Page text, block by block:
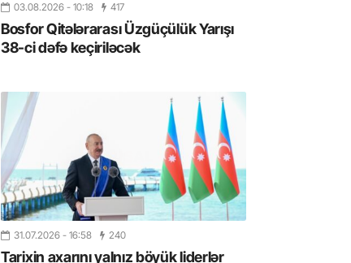
03.08.2026 - 10:18 417
Bosfor Qitələrarası Üzgüçülük Yarışı
38-ci dəfə keçiriləcək
31.07.2026 - 16:58 240
Tarixin axarını yalnız böyük liderlər